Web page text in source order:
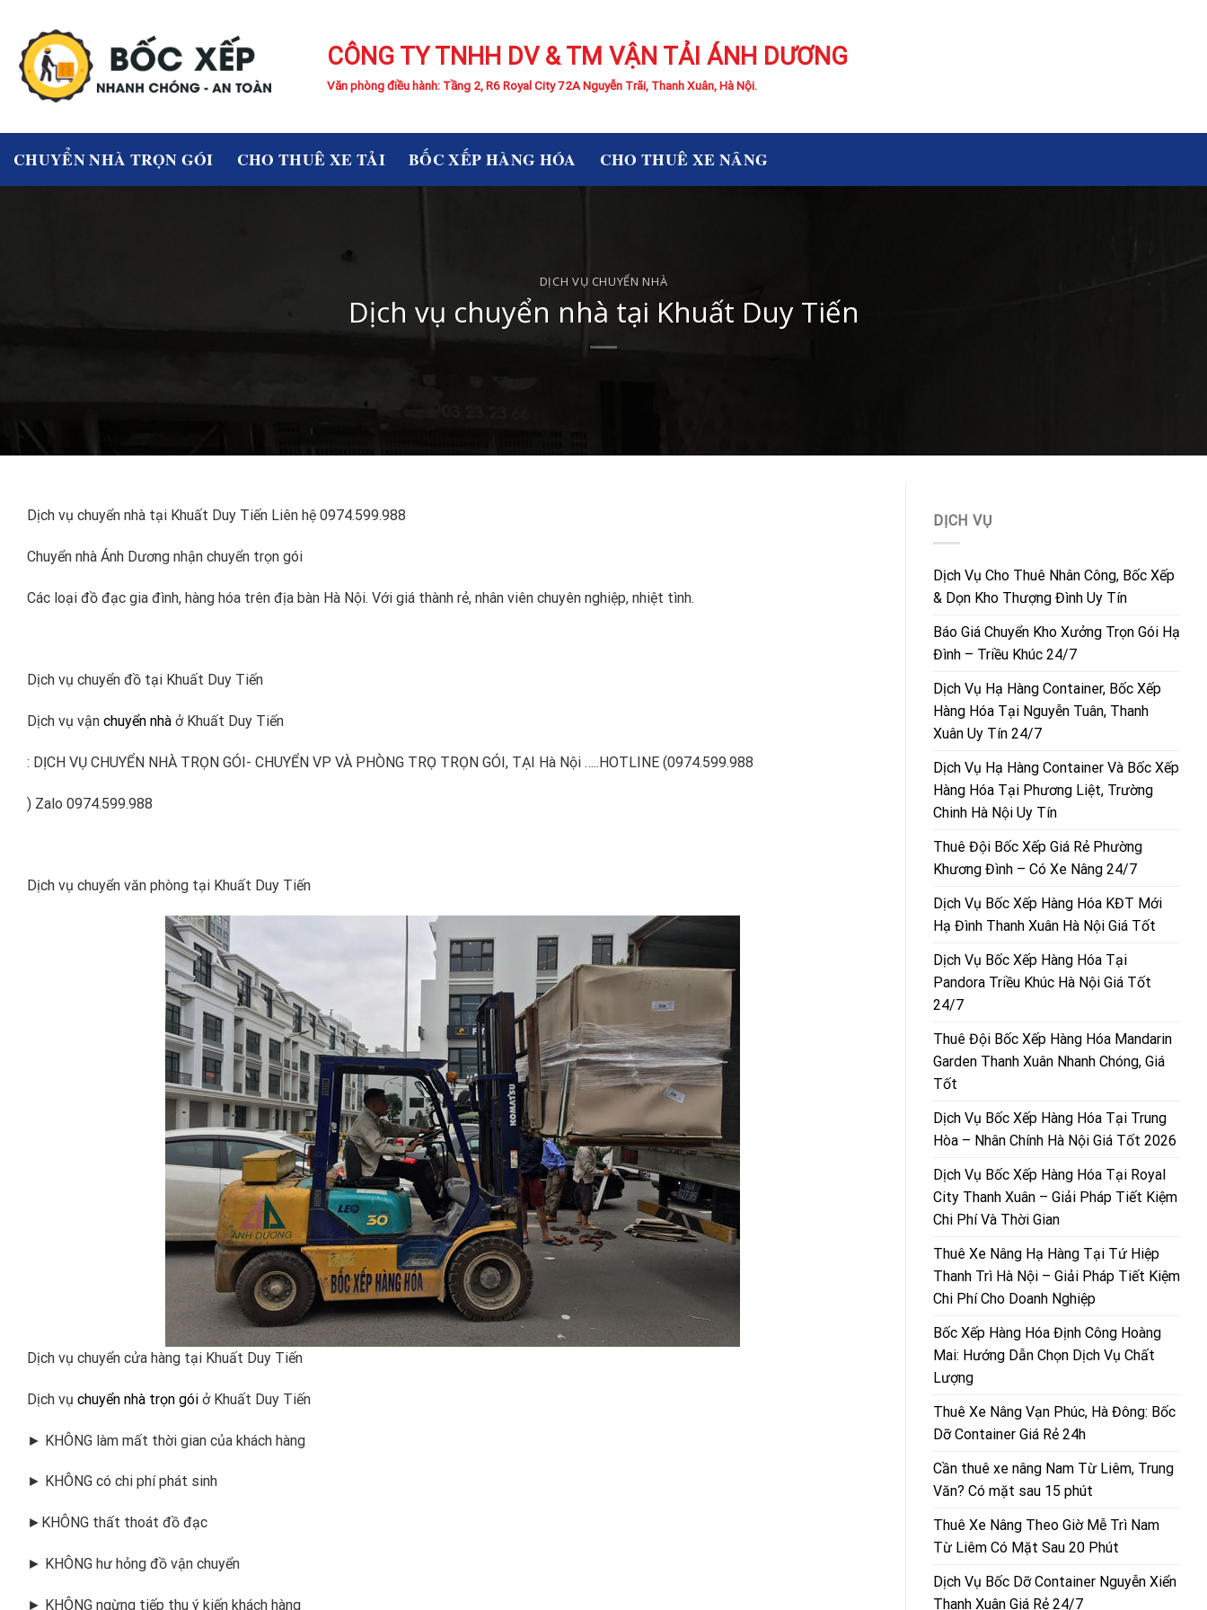
content
CÔNG TY TNHH DV & TM VẬN TẢI ÁNH DƯƠNG
Văn phòng điều hành: Tầng 2, R6 Royal City 72A Nguyễn Trãi, Thanh Xuân, Hà Nội.
CHUYỂN NHÀ TRỌN GÓI CHO THUÊ XE TẢI BỐC XẾP HÀNG HÓA CHO THUÊ XE NÂNG
DỊCH VỤ CHUYỂN NHÀ
Dịch vụ chuyển nhà tại Khuất Duy Tiến
Dịch vụ chuyển nhà tại Khuất Duy Tiến Liên hệ 0974.599.988
Chuyển nhà Ánh Dương nhận chuyển trọn gói
Các loại đồ đạc gia đình, hàng hóa trên địa bàn Hà Nội. Với giá thành rẻ, nhân viên chuyên nghiệp, nhiệt tình.
Dịch vụ chuyển đồ tại Khuất Duy Tiến
Dịch vụ vận chuyển nhà ở Khuất Duy Tiến
: DỊCH VỤ CHUYỂN NHÀ TRỌN GÓI- CHUYỂN VP VÀ PHÒNG TRỌ TRỌN GÓI, TẠI Hà Nội …..HOTLINE (0974.599.988
) Zalo 0974.599.988
Dịch vụ chuyển văn phòng tại Khuất Duy Tiến
Dịch vụ chuyển cửa hàng tại Khuất Duy Tiến
Dịch vụ chuyển nhà trọn gói ở Khuất Duy Tiến
► KHÔNG làm mất thời gian của khách hàng
► KHÔNG có chi phí phát sinh
►KHÔNG thất thoát đồ đạc
► KHÔNG hư hỏng đồ vận chuyển
► KHÔNG ngừng tiếp thu ý kiến khách hàng
DỊCH VỤ
Dịch Vụ Cho Thuê Nhân Công, Bốc Xếp
& Dọn Kho Thượng Đình Uy Tín
Báo Giá Chuyển Kho Xưởng Trọn Gói Hạ
Đình – Triều Khúc 24/7
Dịch Vụ Hạ Hàng Container, Bốc Xếp
Hàng Hóa Tại Nguyễn Tuân, Thanh
Xuân Uy Tín 24/7
Dịch Vụ Hạ Hàng Container Và Bốc Xếp
Hàng Hóa Tại Phương Liệt, Trường
Chinh Hà Nội Uy Tín
Thuê Đội Bốc Xếp Giá Rẻ Phường
Khương Đình – Có Xe Nâng 24/7
Dịch Vụ Bốc Xếp Hàng Hóa KĐT Mới
Hạ Đình Thanh Xuân Hà Nội Giá Tốt
Dịch Vụ Bốc Xếp Hàng Hóa Tại
Pandora Triều Khúc Hà Nội Giá Tốt
24/7
Thuê Đội Bốc Xếp Hàng Hóa Mandarin
Garden Thanh Xuân Nhanh Chóng, Giá
Tốt
Dịch Vụ Bốc Xếp Hàng Hóa Tại Trung
Hòa – Nhân Chính Hà Nội Giá Tốt 2026
Dịch Vụ Bốc Xếp Hàng Hóa Tại Royal
City Thanh Xuân – Giải Pháp Tiết Kiệm
Chi Phí Và Thời Gian
Thuê Xe Nâng Hạ Hàng Tại Tứ Hiệp
Thanh Trì Hà Nội – Giải Pháp Tiết Kiệm
Chi Phí Cho Doanh Nghiệp
Bốc Xếp Hàng Hóa Định Công Hoàng
Mai: Hướng Dẫn Chọn Dịch Vụ Chất
Lượng
Thuê Xe Nâng Vạn Phúc, Hà Đông: Bốc
Dỡ Container Giá Rẻ 24h
Cần thuê xe nâng Nam Từ Liêm, Trung
Văn? Có mặt sau 15 phút
Thuê Xe Nâng Theo Giờ Mễ Trì Nam
Từ Liêm Có Mặt Sau 20 Phút
Dịch Vụ Bốc Dỡ Container Nguyễn Xiển
Thanh Xuân Giá Rẻ 24/7